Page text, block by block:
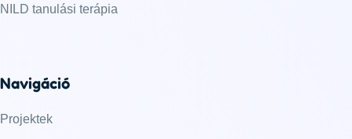
NILD tanulási terápia
Navigáció
Projektek